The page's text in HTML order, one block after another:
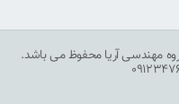
مهندسی آریا محفوظ می باشد.